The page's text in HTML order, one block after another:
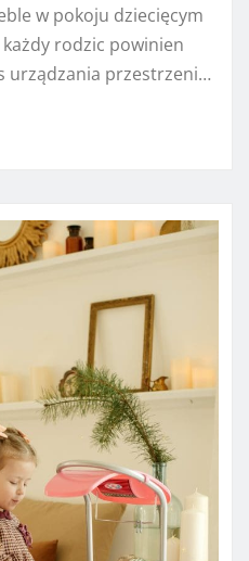
w pokoju dziecięcym
rodzic powinien
urządzania przestrzeni…